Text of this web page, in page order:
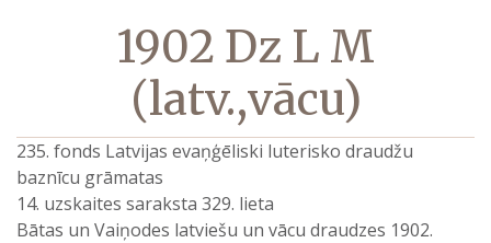
1902 Dz L M
(latv.,vācu)
235. fonds Latvijas evaņģēliski luterisko draudžu
baznīcu grāmatas
14. uzskaites saraksta 329. lieta
Bātas un Vaiņodes latviešu un vācu draudzes 1902.